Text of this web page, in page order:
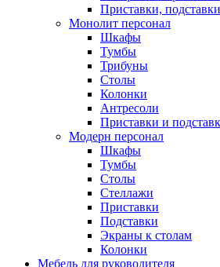
Приставки,
Монолит персонал
Шкафы
Тумбы
Трибуны
Столы
Колонки
Антресоли
Приставки и
Модерн персонал
Шкафы
Тумбы
Столы
Стеллажи
Приставки
Подставки
Экраны к столам
Колонки
Мебель для руководителя